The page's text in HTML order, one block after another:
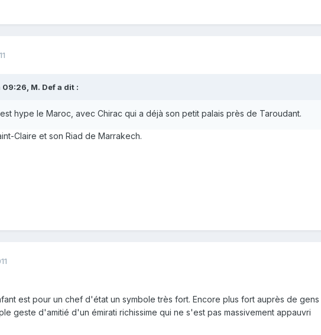
09:26, M. Def a dit :
hype le Maroc, avec Chirac qui a déjà son petit palais près de Taroudant.
Claire et son Riad de Marrakech.
est pour un chef d'état un symbole très fort. Encore plus fort auprès de
geste d'amitié d'un émirati richissime qui ne s'est pas massivement appauvri